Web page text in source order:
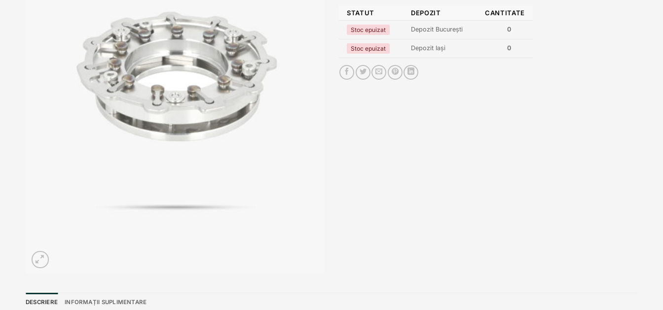
STATUT DEPOZIT CANTITATE
Stoc epuizat Depozit București 0
Stoc epuizat Depozit Iași 0
DESCRIERE INFORMAȚII SUPLIMENTARE